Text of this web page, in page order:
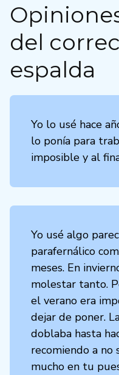
del
espalda
Yo lo usé hace
lo ponía para
imposible y al
Yo usé algo
parafernálico
meses. En
molestar tanto.
el verano era
dejar de poner.
doblaba hasta
recomiendo a no
mucho en tu